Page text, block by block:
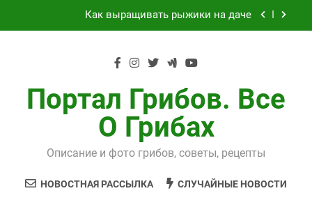
Выращивания чайного гриба
Как выращивать рыжики на даче
Выращивания чайного гриба
Портал Грибов. Все
О Грибах
Описание и фото грибов, советы, рецепты
НОВОСТНАЯ РАССЫЛКА СЛУЧАЙНЫЕ НОВОСТИ